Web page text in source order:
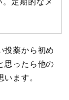
投薬から初め
思ったら他の
ます。